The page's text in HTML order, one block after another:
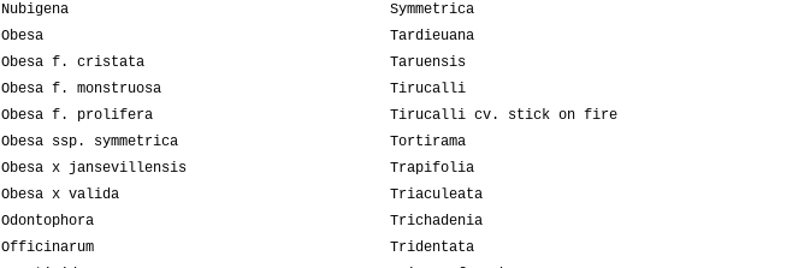
Nubigena
Obesa
Obesa f. cristata
Obesa f. monstruosa
Obesa f. prolifera
Obesa ssp. symmetrica
Obesa x jansevillensis
Obesa x valida
Odontophora
Officinarum
Symmetrica
Tardieuana
Taruensis
Tirucalli
Tirucalli cv. stick on fire
Tortirama
Trapifolia
Triaculeata
Trichadenia
Tridentata